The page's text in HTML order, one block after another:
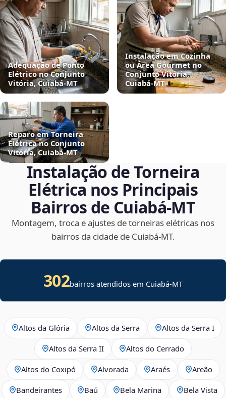
Adequação de Ponto
Elétrico no Conjunto
Vitória, Cuiabá‑MT
Instalação em Cozinha
ou Área Gourmet no
Conjunto Vitória,
Cuiabá‑MT
Reparo em Torneira
Elétrica no Conjunto
Vitória, Cuiabá‑MT
Instalação de Torneira
Elétrica nos Principais
Bairros de Cuiabá‑MT
Montagem, troca e ajustes de torneiras elétricas nos
bairros da cidade de Cuiabá‑MT.
302bairros atendidos em Cuiabá-MT
Altos da Glória Altos da Serra Altos da Serra I
Altos da Serra II Altos do Cerrado
Altos do Coxipó Alvorada Araés Areão
Bandeirantes Baú Bela Marina Bela Vista